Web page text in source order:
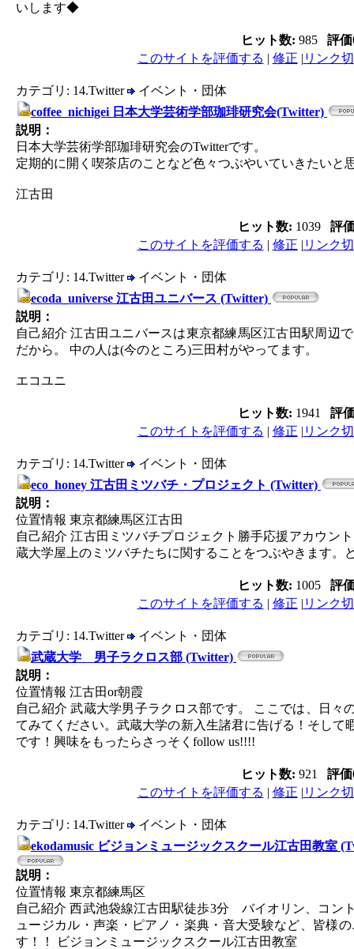
いします◆
ヒット数: 985 評価
このサイトを評価する | 修正 | リンク
カテゴリ: 14.Twitter
イベント・団体
coffee_nichigei 日本大学芸術学部珈琲研究会(Twitter)
説明：
日本大学芸術学部珈琲研究会のTwitterです。
定期的に開く喫茶店のことなど色々つぶやいていきたいと
江古田
ヒット数: 1039
評
このサイトを評価する | 修正 | リンク
カテゴリ: 14.Twitter
イベント・団体
ecoda_universe 江古田ユニバース (Twitter)
説明：
自己紹介 江古田ユニバースは東京都練馬区江古田駅周辺
だから。 中の人は(今のところ)三田村がやってます。
エコユニ
ヒット数: 1941
評
このサイトを評価する | 修正 | リンク
カテゴリ: 14.Twitter
イベント・団体
eco_honey 江古田ミツバチ・プロジェクト (Twitter)
説明：
位置情報 東京都練馬区江古田
自己紹介 江古田ミツバチプロジェクト勝手応援アカウン
蔵大学屋上のミツバチたちに関することをつぶやきます。
ヒット数: 1005
評
このサイトを評価する | 修正 | リンク
カテゴリ: 14.Twitter
イベント・団体
武蔵大学 男子ラクロス部 (Twitter)
説明：
位置情報 江古田or朝霞
自己紹介 武蔵大学男子ラクロス部です。 ここでは、日
てみてください。武蔵大学の新入生諸君に告げる！そし
です！興味をもったらさっそくfollow us!!!!
ヒット数: 921 評価
このサイトを評価する | 修正 | リンク
カテゴリ: 14.Twitter
イベント・団体
ekodamusic ビジョンミュージックスクール江古田教室
説明：
位置情報 東京都練馬区
自己紹介 西武池袋線江古田駅徒歩3分 バイオリン、コン
ュージカル・声楽・ピアノ・楽典・音大受験など、皆様
す！！ ビジョンミュージックスクール江古田教室